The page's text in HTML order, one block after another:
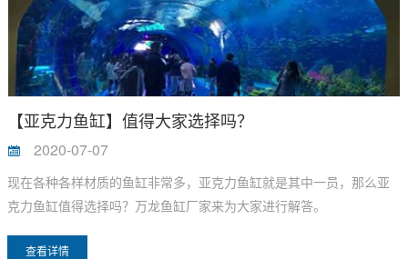
【亚克力鱼缸】值得大家选择吗？
2020-07-07
现在各种各样材质的鱼缸非常多，亚克力鱼缸就是其中一员，那么亚
克力鱼缸值得选择吗？万龙鱼缸厂家来为大家进行解答。
查看详情